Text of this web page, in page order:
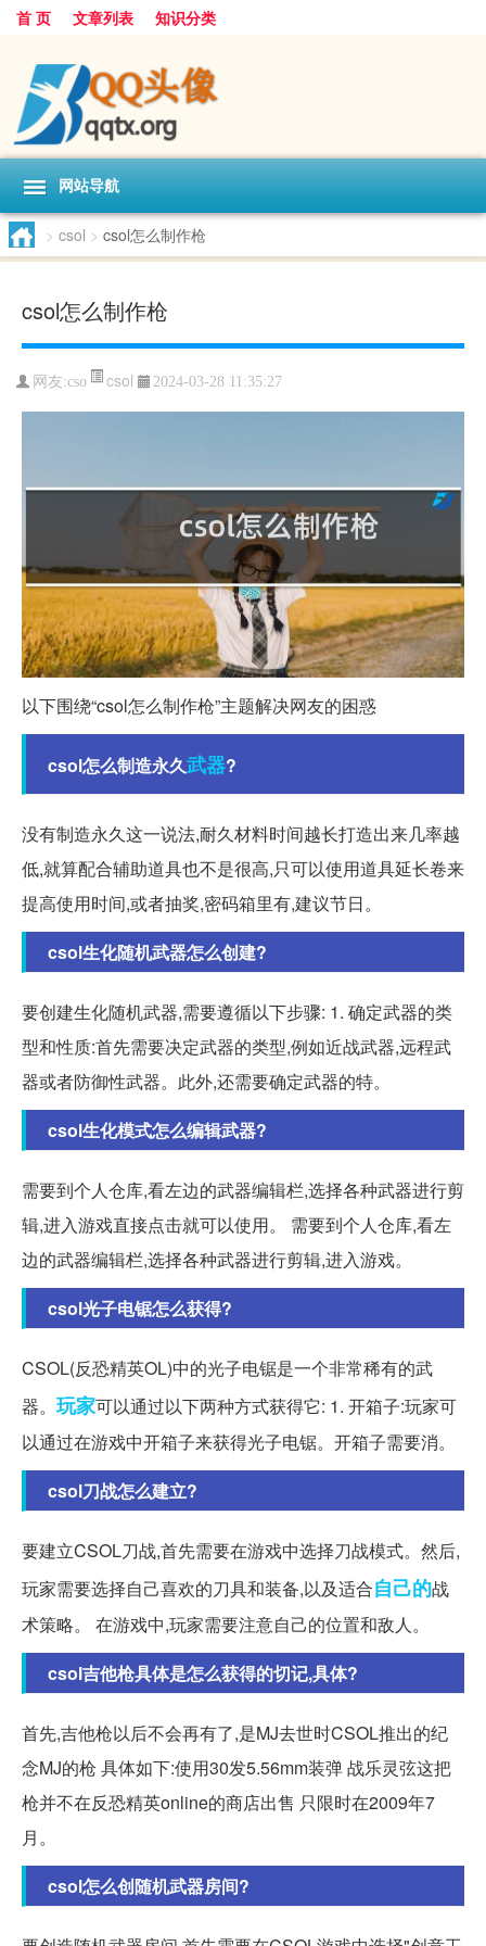
首 页 文章列表 知识分类
网站导航
> csol > csol怎么制作枪
csol怎么制作枪
网友:cso csol 2024-03-28 11:35:27
以下围绕“csol怎么制作枪”主题解决网友的困惑
csol怎么制造永久武器?
没有制造永久这一说法,耐久材料时间越长打造出来几率越
低,就算配合辅助道具也不是很高,只可以使用道具延长卷来
提高使用时间,或者抽奖,密码箱里有,建议节日。
csol生化随机武器怎么创建?
要创建生化随机武器,需要遵循以下步骤: 1. 确定武器的类
型和性质:首先需要决定武器的类型,例如近战武器,远程武
器或者防御性武器。此外,还需要确定武器的特。
csol生化模式怎么编辑武器?
需要到个人仓库,看左边的武器编辑栏,选择各种武器进行剪
辑,进入游戏直接点击就可以使用。 需要到个人仓库,看左
边的武器编辑栏,选择各种武器进行剪辑,进入游戏。
csol光子电锯怎么获得?
CSOL(反恐精英OL)中的光子电锯是一个非常稀有的武
器。 玩家可以通过以下两种方式获得它: 1. 开箱子:玩家可
以通过在游戏中开箱子来获得光子电锯。开箱子需要消。
csol刀战怎么建立?
要建立CSOL刀战,首先需要在游戏中选择刀战模式。然后,
玩家需要选择自己喜欢的刀具和装备,以及适合自己的战
术策略。 在游戏中,玩家需要注意自己的位置和敌人。
csol吉他枪具体是怎么获得的切记,具体?
首先,吉他枪以后不会再有了,是MJ去世时CSOL推出的纪
念MJ的枪 具体如下:使用30发5.56mm装弹 战乐灵弦这把
枪并不在反恐精英online的商店出售 只限时在2009年7
月。
csol怎么创随机武器房间?